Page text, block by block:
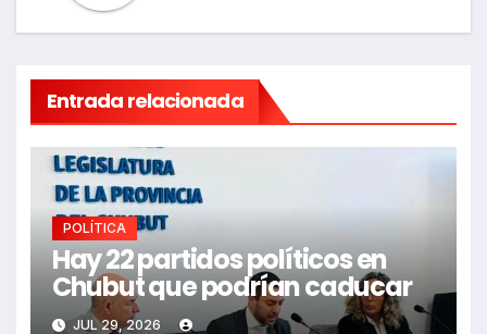
Entrada relacionada
POLÍTICA
Hay 22 partidos políticos en
Chubut que podrían caducar
JUL 29, 2026